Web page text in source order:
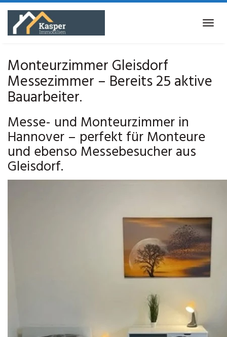
Skip
main
Monteurzimmer Gleisdorf
Messezimmer – Bereits 25 aktive
Bauarbeiter.
Messe- und Monteurzimmer in
Hannover – perfekt für Monteure
und ebenso Messebesucher aus
Gleisdorf.